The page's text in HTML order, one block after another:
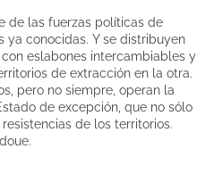
de las fuerzas políticas de
ya conocidas. Y se distribuyen
eslabones intercambiables y
de extracción en la otra.
pero no siempre, operan la
de excepción, que no sólo
de los territorios.